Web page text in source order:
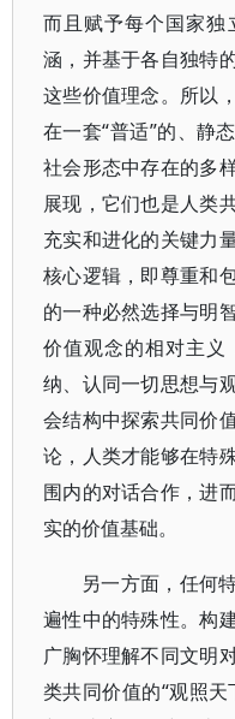
而且赋予每个国家独
涵，并基于各自独特
这些价值理念。所以
在一套“普适”的、静
社会形态中存在的多
展现，它们也是人类
充实和进化的关键力
核心逻辑，即尊重和
的一种必然选择与明
价值观念的相对主
纳、认同一切思想与
会结构中探索共同价
论，人类才能够在特
围内的对话合作，进
实的价值基础。
另一方面，任何
遍性中的特殊性。构
广胸怀理解不同文明
类共同价值的“观照